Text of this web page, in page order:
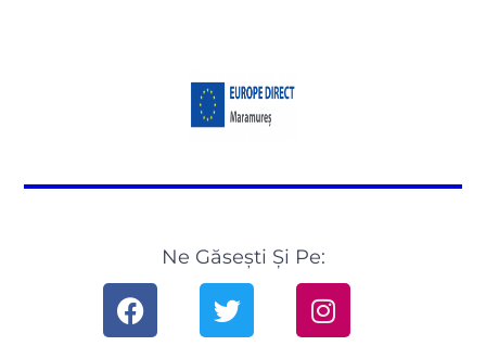
Ne Găsești Și Pe: